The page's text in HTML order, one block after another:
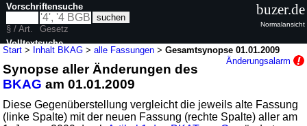
Start > Inhalt BKAG >alle Fassungen >Gesamtsynopse 01.01.2009
Änderungsalarm
Synopse aller Änderungen des
BKAG am 01.01.2009
Diese Gegenüberstellung vergleicht die jeweils alte Fassung
(linke Spalte) mit der neuen Fassung (rechte Spalte) aller am
Vorschriftensuche
§ / Art.
Gesetz
Volltextsuche
nur in BKAG
buzer.de
Normalansicht